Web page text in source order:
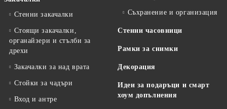
Стенни закачалки
Стоящи закачалки,
органайзери и стълби за
дрехи
Закачалки за над врата
Стойки за чадъри
Вход и антре
Съхранение и организация
Стенни часовници
Рамки за снимки
Декорация
Идеи за подаръци и смарт
хоум допълнения